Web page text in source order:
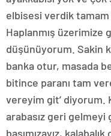
elbisesi verdik tamam
Haplanmış üzerimize
düşünüyorum. Sakin
banka otur, masada
bitince paranı tam
vereyim git’ diyorum.
arabasız geri
başımızayız,